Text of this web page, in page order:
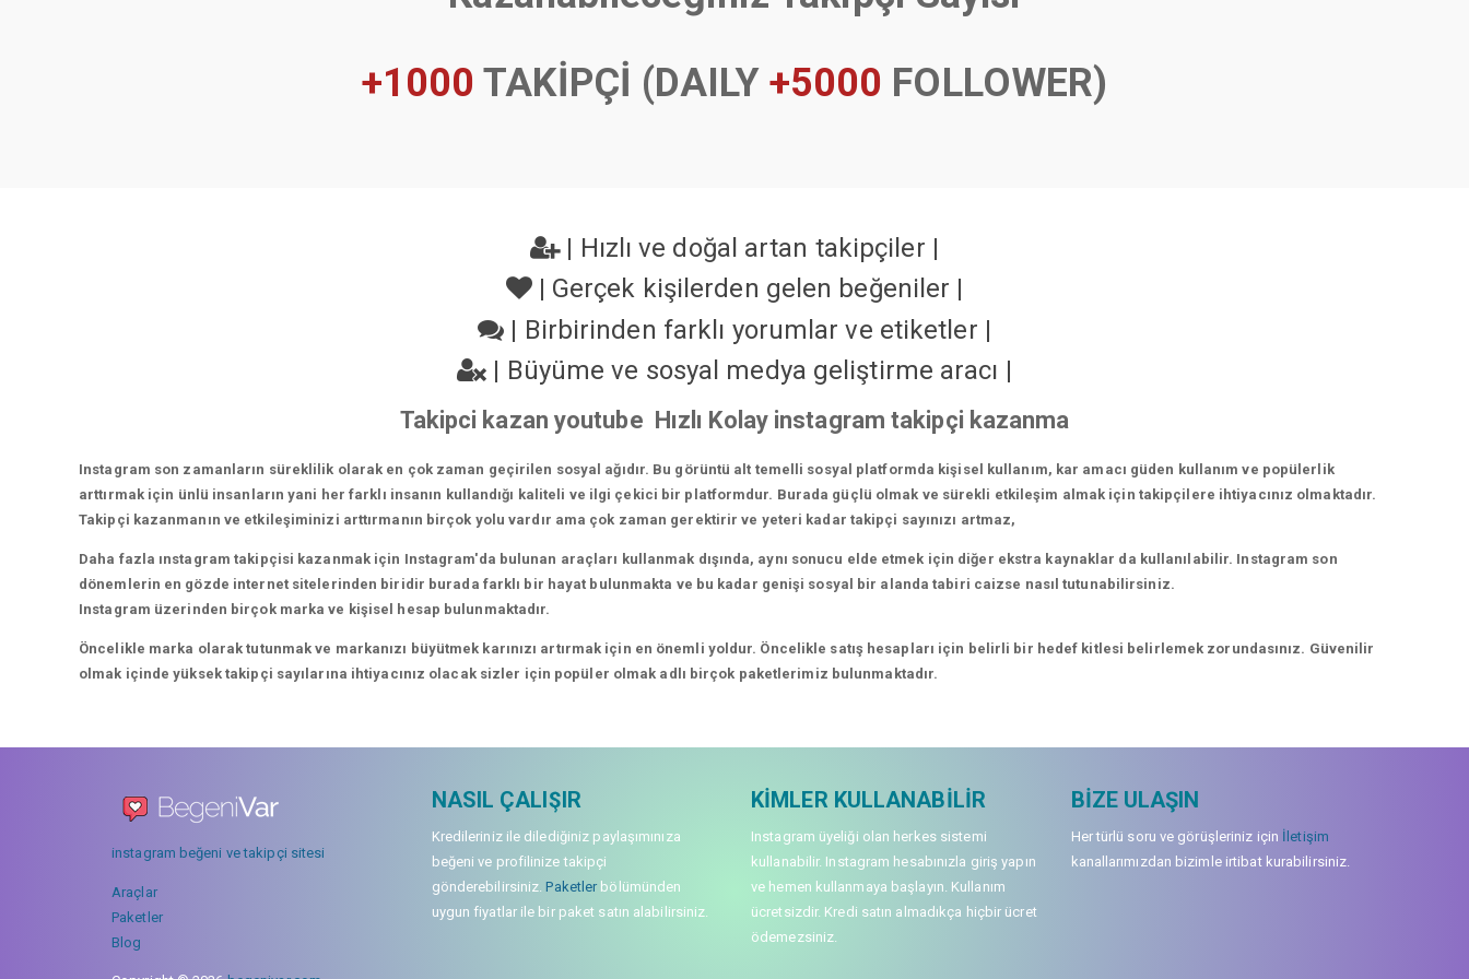
+1000 TAKİPÇİ (DAILY +5000 FOLLOWER)
| Hızlı ve doğal artan takipçiler |
| Gerçek kişilerden gelen beğeniler |
| Birbirinden farklı yorumlar ve etiketler |
| Büyüme ve sosyal medya geliştirme aracı |
Takipci kazan youtube Hızlı Kolay instagram takipçi kazanma
Instagram son zamanların süreklilik olarak en çok zaman geçirilen sosyal ağıdır. Bu görüntü alt temelli sosyal platformda kişisel kullanım, kar amacı güden kullanım ve popülerlik
arttırmak için ünlü insanların yani her farklı insanın kullandığı kaliteli ve ilgi çekici bir platformdur. Burada güçlü olmak ve sürekli etkileşim almak için takipçilere ihtiyacınız olmaktadır.
Takipçi kazanmanın ve etkileşiminizi arttırmanın birçok yolu vardır ama çok zaman gerektirir ve yeteri kadar takipçi sayınızı artmaz,
Daha fazla ınstagram takipçisi kazanmak için Instagram'da bulunan araçları kullanmak dışında, aynı sonucu elde etmek için diğer ekstra kaynaklar da kullanılabilir. Instagram son
dönemlerin en gözde internet sitelerinden biridir burada farklı bir hayat bulunmakta ve bu kadar genişi sosyal bir alanda tabiri caizse nasıl tutunabilirsiniz.
Instagram üzerinden birçok marka ve kişisel hesap bulunmaktadır.
Öncelikle marka olarak tutunmak ve markanızı büyütmek karınızı artırmak için en önemli yoldur. Öncelikle satış hesapları için belirli bir hedef kitlesi belirlemek zorundasınız. Güvenilir
olmak içinde yüksek takipçi sayılarına ihtiyacınız olacak sizler için popüler olmak adlı birçok paketlerimiz bulunmaktadır.
instagram beğeni ve takipçi sitesi
Araçlar
Paketler
Blog
NASIL ÇALIŞIR
Kredileriniz ile dilediğiniz paylaşımınıza
beğeni ve profilinize takipçi
gönderebilirsiniz.Paketler bölümünden
uygun fiyatlar ile bir paket satın alabilirsiniz.
KIMLER KULLANABILIR
Instagram üyeliği olan herkes sistemi
kullanabilir. Instagram hesabınızla giriş yapın
ve hemen kullanmaya başlayın. Kullanım
ücretsizdir. Kredi satın almadıkça hiçbir ücret
ödemezsiniz.
BIZE ULAŞIN
Her türlü soru ve görüşleriniz için İletişim
kanallarımızdan bizimle irtibat kurabilirsiniz.